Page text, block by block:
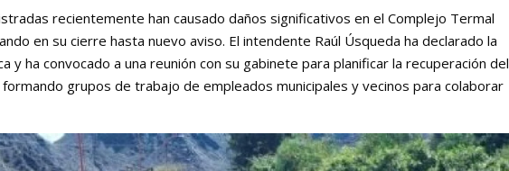
recientemente han causado daños significativos en el Complejo Termal
en su cierre hasta nuevo aviso. El intendente Raúl Úsqueda ha declarado la
y ha convocado a una reunión con su gabinete para planificar la recuperación del
grupos de trabajo de empleados municipales y vecinos para colaborar